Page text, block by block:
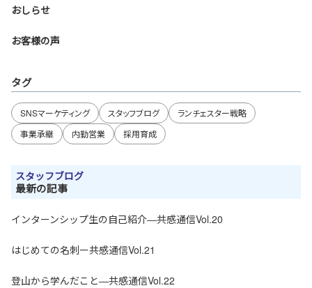
おしらせ
お客様の声
タグ
SNSマーケティング スタッフブログ
ランチェスター戦略
事業承継
内勤営業 採用育成
スタッフブログ
最新の記事
インターンシップ生の自己紹介―共感通信Vol.20
はじめての名刺ー共感通信Vol.21
登山から学んだこと―共感通信Vol.22